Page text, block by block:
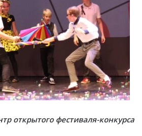
открытого фестиваля-конкурса